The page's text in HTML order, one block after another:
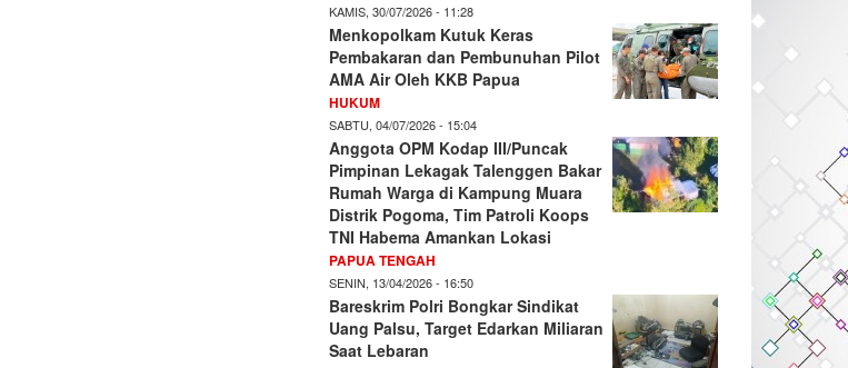
KAMIS, 30/07/2026 - 11:28
Menkopolkam Kutuk Keras
Pembakaran dan Pembunuhan Pilot
AMA Air Oleh KKB Papua
HUKUM
SABTU, 04/07/2026 - 15:04
Anggota OPM Kodap III/Puncak
Pimpinan Lekagak Talenggen Bakar
Rumah Warga di Kampung Muara
Distrik Pogoma, Tim Patroli Koops
TNI Habema Amankan Lokasi
PAPUA TENGAH
SENIN, 13/04/2026 - 16:50
Bareskrim Polri Bongkar Sindikat
Uang Palsu, Target Edarkan Miliaran
Saat Lebaran